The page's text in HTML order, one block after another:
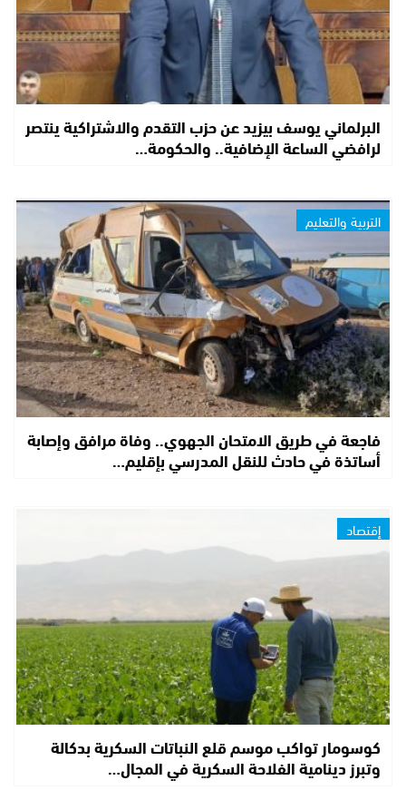
البرلماني يوسف بيزيد عن حزب التقدم والاشتراكية ينتصر
لرافضي الساعة الإضافية.. والحكومة…
التربية والتعليم
فاجعة في طريق الامتحان الجهوي.. وفاة مرافق وإصابة
أساتذة في حادث للنقل المدرسي بإقليم…
إقتصاد
كوسومار تواكب موسم قلع النباتات السكرية بدكالة
وتبرز دينامية الفلاحة السكرية في المجال…